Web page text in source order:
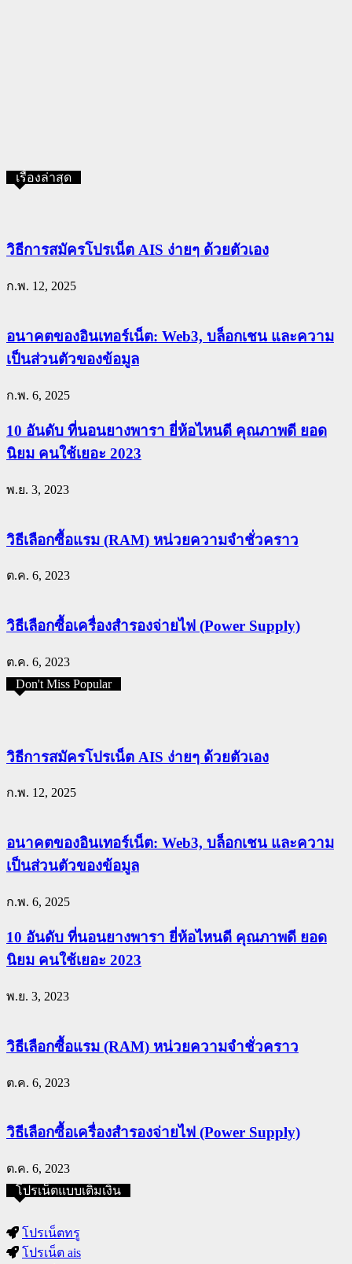
เรื่องล่าสุด
วิธีการสมัครโปรเน็ต AIS ง่ายๆ ด้วยตัวเอง
ก.พ. 12, 2025
อนาคตของอินเทอร์เน็ต: Web3, บล็อกเชน และความ
เป็นส่วนตัวของข้อมูล
ก.พ. 6, 2025
10 อันดับ ที่นอนยางพารา ยี่ห้อไหนดี คุณภาพดี ยอด
นิยม คนใช้เยอะ 2023
พ.ย. 3, 2023
วิธีเลือกซื้อแรม (RAM) หน่วยความจำชั่วคราว
ต.ค. 6, 2023
วิธีเลือกซื้อเครื่องสำรองจ่ายไฟ (Power Supply)
ต.ค. 6, 2023
Don't Miss Popular
วิธีการสมัครโปรเน็ต AIS ง่ายๆ ด้วยตัวเอง
ก.พ. 12, 2025
อนาคตของอินเทอร์เน็ต: Web3, บล็อกเชน และความ
เป็นส่วนตัวของข้อมูล
ก.พ. 6, 2025
10 อันดับ ที่นอนยางพารา ยี่ห้อไหนดี คุณภาพดี ยอด
นิยม คนใช้เยอะ 2023
พ.ย. 3, 2023
วิธีเลือกซื้อแรม (RAM) หน่วยความจำชั่วคราว
ต.ค. 6, 2023
วิธีเลือกซื้อเครื่องสำรองจ่ายไฟ (Power Supply)
ต.ค. 6, 2023
โปรเน็ตแบบเติมเงิน
โปรเน็ตทรู
โปรเน็ต ais